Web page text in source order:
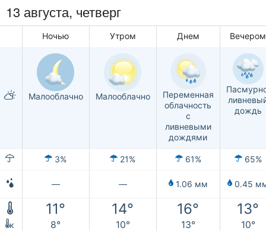
13 августа, четверг
Ночью Утром Днем Вечером
Малооблачно Малооблачно
Переменная
облачность
с
ливневыми
дождями
дождь
3% 21% 61% 65%
— — 1.06 мм 0.45
11° 14° 16° 13°
к 8° 10° 13° 10°